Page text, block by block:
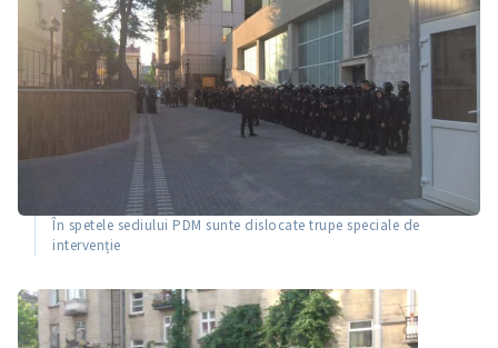
În spetele sediului PDM sunte dislocate trupe speciale de
intervenție